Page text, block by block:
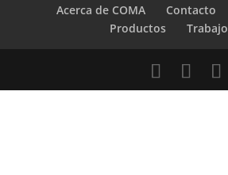
Acerca de COMA
Contacto
Productos
Trabajo